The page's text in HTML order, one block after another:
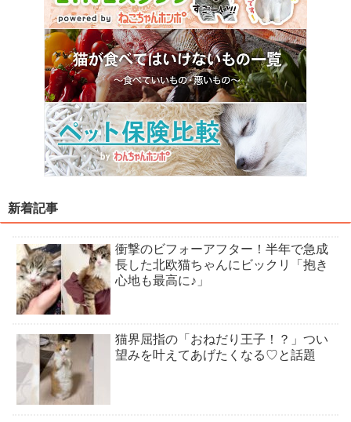
新着記事
衝撃のビフォーアフター！半年で急成
長した北欧猫ちゃんにビックリ「抱き
心地も最高に♪」
猫界屈指の「おねだり王子！？」つい
望みを叶えてあげたくなる♡と話題